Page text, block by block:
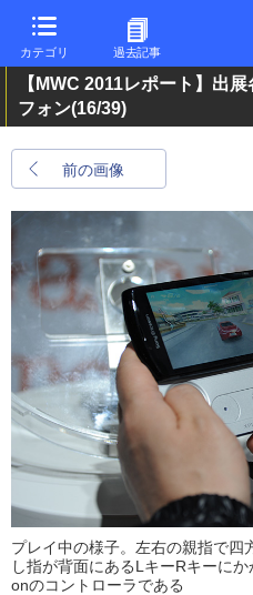
カテゴリ 過去記事
【MWC 2011レポート】出
フォン(16/39)
前の画像
プレイ中の様子。左右の親指で
し指が背面にあるLキーRキーに
onのコントローラである